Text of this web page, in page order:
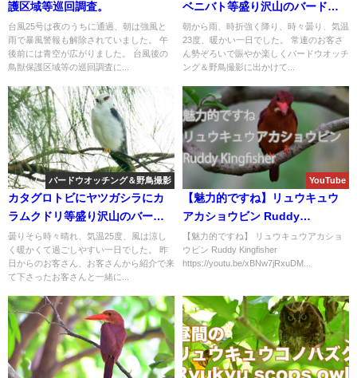
護区域等巡回調査。
台風25号は夜のうちに通過、朝は強風と
雨で暴風警報も解除されていました。 午
後前には青空が広がりました。 台風後の
鳥獣保護区域等の巡回調査に...
ベニバト等盛り沢山のバードウ
オッチング＆野鳥撮影ツアー!!
朝から雨、時折強く降り、時々曇り、気温
23度、暖かい一日でした。 常連のお客さ
ん勢ぞろいで賑やか楽しくバードウオッチ
ング＆野鳥撮影に出かけて...
バードウオッチング＆野鳥撮影
カタグロトビにヤツガシラにカ
ラムクドリ等盛り沢山のバード
ウオッチング＆野鳥撮影ガイド!!
曇りそら時々晴れ、気温25度、風は涼し
く暖かくて過ごしやすい一日でした。 昨
日からのお客さん、お客さんから紹介で来
て下さったお客さんと一緒に...
YouTube
【魅力的ですね】リュウキュウ
アカショウビン Ruddy
Kingfisher
【魅力的ですね】 リュウキュウアカショ
ウビン Ruddy Kingfisher
https://youtu.be/xBNw7jRxuDM...